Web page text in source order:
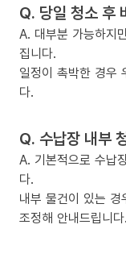
Q. 당일 청소 후
A. 대부분 가능하지
집니다.
일정이 촉박한 경우
다.
Q. 수납장 내부
A. 기본적으로 수납
다.
내부 물건이 있는
조정해 안내드립니다.